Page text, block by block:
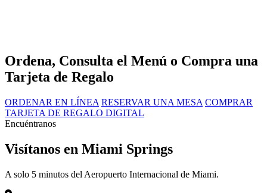
Ordena, Consulta el Menú o Compra una
Tarjeta de Regalo
ORDENAR EN LÍNEA RESERVAR UNA MESA COMPRAR
TARJETA DE REGALO DIGITAL
Encuéntranos
Visítanos en Miami Springs
A solo 5 minutos del Aeropuerto Internacional de Miami.